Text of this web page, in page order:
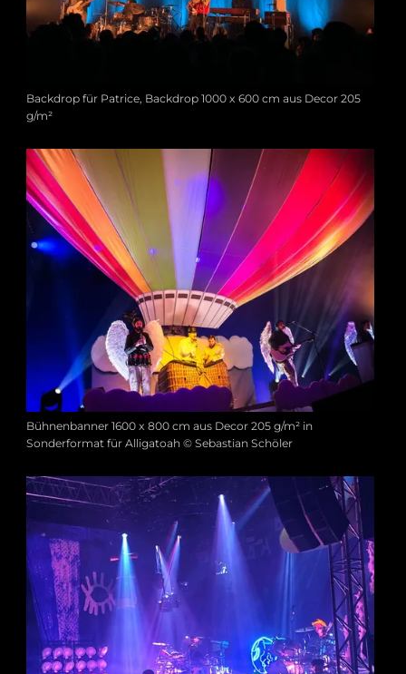
Backdrop für Patrice, Backdrop 1000 x 600 cm aus Decor 205
g/m²
Bühnenbanner 1600 x 800 cm aus Decor 205 g/m² in
Sonderformat für Alligatoah © Sebastian Schöler